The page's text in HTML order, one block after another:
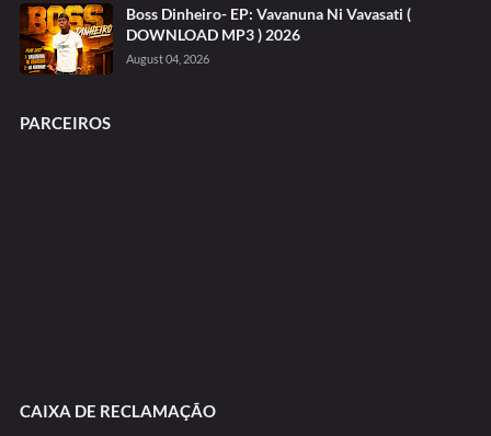
Boss Dinheiro- EP: Vavanuna Ni Vavasati (
DOWNLOAD MP3 ) 2026
August 04, 2026
PARCEIROS
CAIXA DE RECLAMAÇÃO